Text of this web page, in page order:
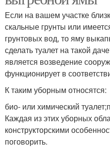
Если на вашем участке
скальные грунты или
грунтовых вод, то яму
сделать туалет на такой
является возведение
функционирует в
К таким уборным относятся:
био- или химический
Каждая из этих уборных
конструкторскими
поговорить.